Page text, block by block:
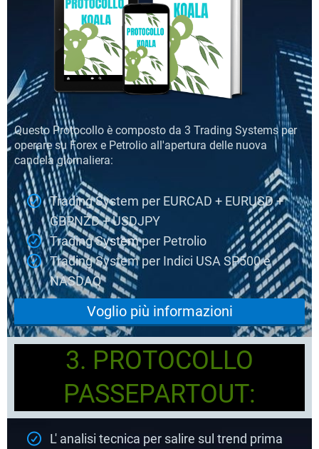
Questo Protocollo è composto da 3 Trading Systems per
operare su Forex e Petrolio all'apertura delle nuova
candela giornaliera:
Trading System per EURCAD + EURUSD +
GBPNZD + USDJPY
Trading Systemper Petrolio
Trading System per Indici USA SP500 e
NASDAQ
Voglio più informazioni
3. PROTOCOLLO
PASSEPARTOUT:
L' analisi tecnica per salire sul trend prima